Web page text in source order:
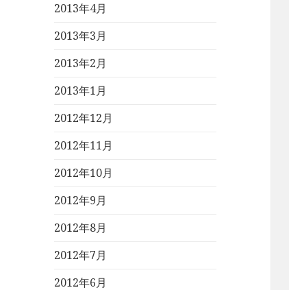
2013年4月
2013年3月
2013年2月
2013年1月
2012年12月
2012年11月
2012年10月
2012年9月
2012年8月
2012年7月
2012年6月